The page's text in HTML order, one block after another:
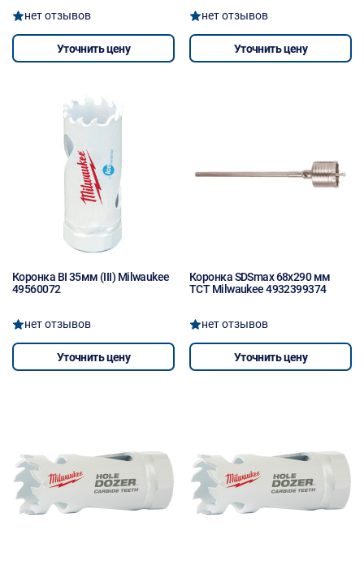
нет отзывов
Уточнить цену
нет отзывов
Уточнить цену
Коронка BI 35мм (III) Milwaukee
49560072
нет отзывов
Уточнить цену
Коронка SDSmax 68x290 мм
TCT Milwaukee 4932399374
нет отзывов
Уточнить цену